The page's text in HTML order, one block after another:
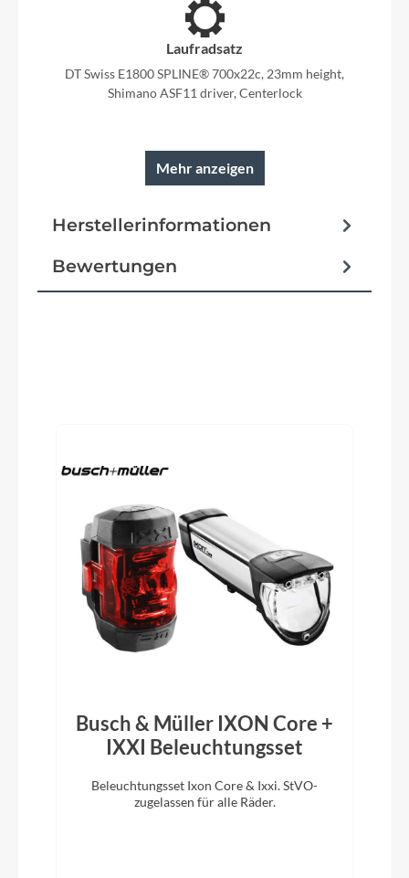
Laufradsatz
DT Swiss E1800 SPLINE® 700x22c, 23mm height,
Shimano ASF11 driver, Centerlock
Xelius SL disc thru axle UD Superlight carbon
Lapierre, -5,7°, Ø: 31.8mm, L: 90mm (XS/S),
100mm (M), 110mm (L), 120mm (XL/XXL)
Rahmentyp
2024
Lapierre Vexgel Tape
Mehr anzeigen
Herstellerinformationen
Bewertungen
Busch & Müller IXON Core +
IXXI Beleuchtungsset
Beleuchtungsset Ixon Core & Ixxi. StVO-
zugelassen für alle Räder.